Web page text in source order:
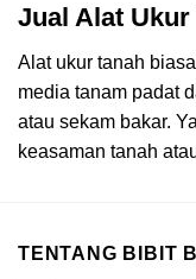
Jual Alat Ukur
Alat ukur tanah
media tanam padat
atau sekam bakar.
keasaman tanah
TENTANG BIBIT